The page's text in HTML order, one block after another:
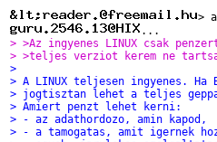
> >Az ingyenes LINUX csak
> >teljes verziot kerem ne
>
> A LINUX teljesen ingyenes. Ha
> jogtisztan lehet a teljes
> Amiert penzt lehet kerni:
> - az adathordozo, amin kapod,
> - a tamogatas, amit igernek